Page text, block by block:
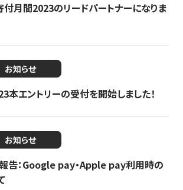
付月間2023のリードパートナーになりま
お知らせ
本エントリーの受付を開始しました！
お知らせ
報告：Google pay・Apple pay利用時の